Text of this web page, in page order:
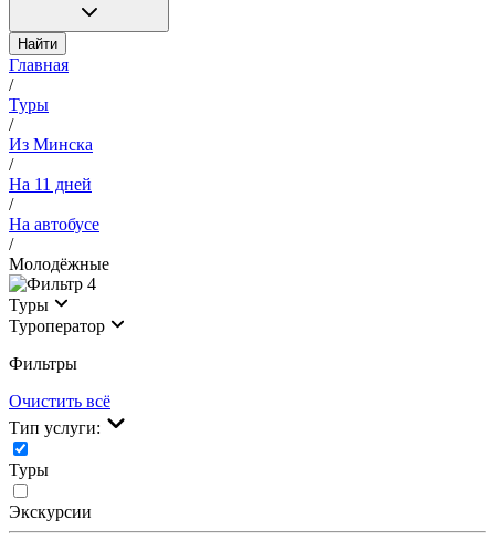
Найти
Главная
/
Туры
/
Из Минска
/
На 11 дней
/
На автобусе
/
Молодёжные
4
Туры
Туроператор
Фильтры
Очистить всё
Тип услуги:
Туры
Экскурсии